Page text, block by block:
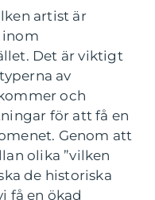
artist är
inom
Det är viktigt
av
och
för att få en
Genom att
olika ”vilken
de historiska
få en ökad